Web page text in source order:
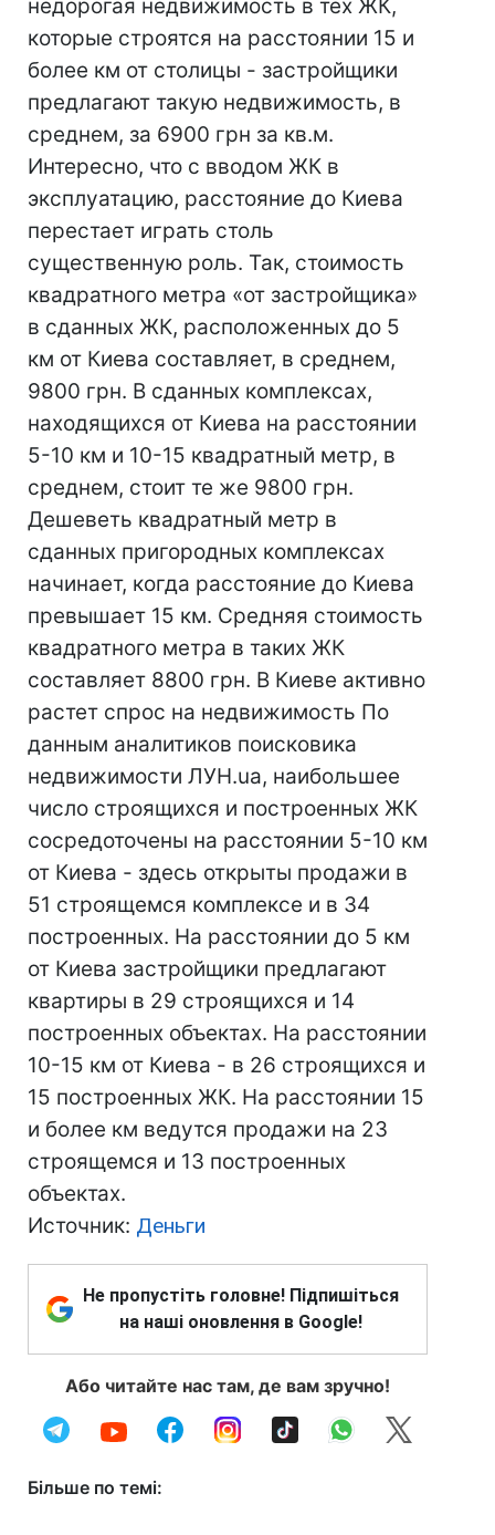
недорогая недвижимость в тех ЖК,
которые строятся на расстоянии 15 и
более км от столицы - застройщики
предлагают такую недвижимость, в
среднем, за 6900 грн за кв.м.
Интересно, что с вводом ЖК в
эксплуатацию, расстояние до Киева
перестает играть столь
существенную роль. Так, стоимость
квадратного метра «от застройщика»
в сданных ЖК, расположенных до 5
км от Киева составляет, в среднем,
9800 грн. В сданных комплексах,
находящихся от Киева на расстоянии
5-10 км и 10-15 квадратный метр, в
среднем, стоит те же 9800 грн.
Дешеветь квадратный метр в
сданных пригородных комплексах
начинает, когда расстояние до Киева
превышает 15 км. Средняя стоимость
квадратного метра в таких ЖК
составляет 8800 грн. В Киеве активно
растет спрос на недвижимость По
данным аналитиков поисковика
недвижимости ЛУН.ua, наибольшее
число строящихся и построенных ЖК
сосредоточены на расстоянии 5-10 км
от Киева - здесь открыты продажи в
51 строящемся комплексе и в 34
построенных. На расстоянии до 5 км
от Киева застройщики предлагают
квартиры в 29 строящихся и 14
построенных объектах. На расстоянии
10-15 км от Киева - в 26 строящихся и
15 построенных ЖК. На расстоянии 15
и более км ведутся продажи на 23
строящемся и 13 построенных
объектах.
Источник: Деньги
Не пропустіть головне! Підпишіться
на наші оновлення в Google!
Або читайте нас там, де вам зручно!
Більше по темі: